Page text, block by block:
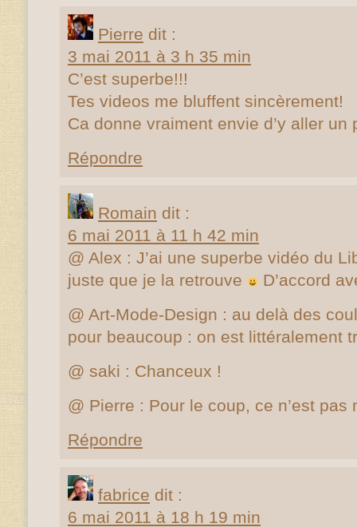
Pierre dit :
3 mai 2011 à 3 h 35 min
C’est superbe!!!
Tes videos me bluffent sincèrement!
Ca donne vraiment envie d’y aller
Répondre
Romain dit :
6 mai 2011 à 11 h 42 min
@ Alex : J’ai une superbe vidéo du
juste que je la retrouve
D’accord
@ Art-Mode-Design : au delà des
pour beaucoup : on est littéralement
@ saki : Chanceux !
@ Pierre : Pour le coup, ce n’est pas
Répondre
fabrice dit :
6 mai 2011 à 18 h 19 min